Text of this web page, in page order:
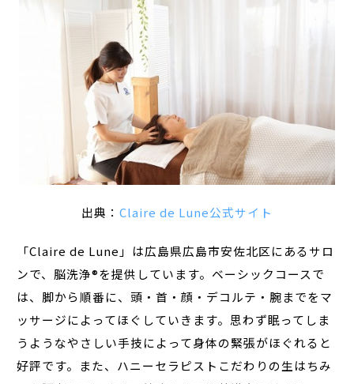
出典： Claire de Lune公式サイト
「Claire de Lune」は広島県広島市安佐北区にあるサロ
ンで、脳洗浄®︎を提供しています。ベーシックコースで
は、脚から順番に、頭・首・顔・デコルテ・腕までをマ
ッサージによってほぐしていきます。思わず眠ってしま
うようなやさしい手技によって身体の緊張がほぐれると
好評です。また、ハニーセラピストこだわりの生はちみ